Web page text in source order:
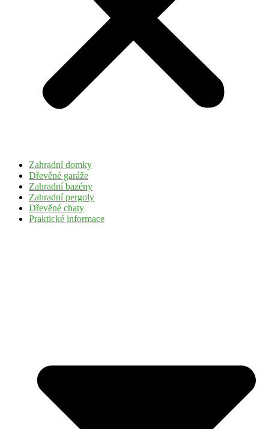
Zahradní domky
Dřevěné garáže
Zahradní bazény
Zahradní pergoly
Dřevěné chaty
Praktické informace